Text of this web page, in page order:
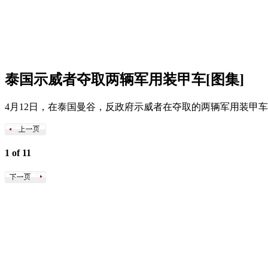
泰国示威者夺取两辆军用装甲车[图集]
4月12日，在泰国曼谷，反政府示威者在夺取的两辆军用装甲车
1 of 11